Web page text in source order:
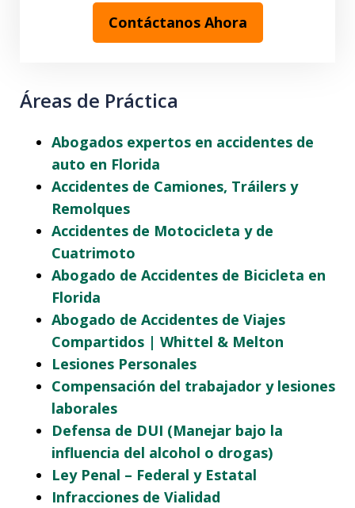
Contáctanos Ahora
Áreas de Práctica
Abogados expertos en accidentes de
auto en Florida
Accidentes de Camiones, Tráilers y
Remolques
Accidentes de Motocicleta y de
Cuatrimoto
Abogado de Accidentes de Bicicleta en
Florida
Abogado de Accidentes de Viajes
Compartidos | Whittel & Melton
Lesiones Personales
Compensación del trabajador y lesiones
laborales
Defensa de DUI (Manejar bajo la
influencia del alcohol o drogas)
Ley Penal – Federal y Estatal
Infracciones de Vialidad